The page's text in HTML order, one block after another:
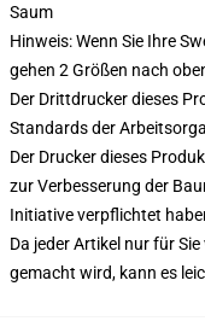
Saum
Hinweis: Wenn Sie Ihre
gehen 2 Größen nach
Der Drittdrucker dieses
Standards der
Der Drucker dieses
zur Verbesserung der
Initiative verpflichtet
Da jeder Artikel nur für
gemacht wird, kann es